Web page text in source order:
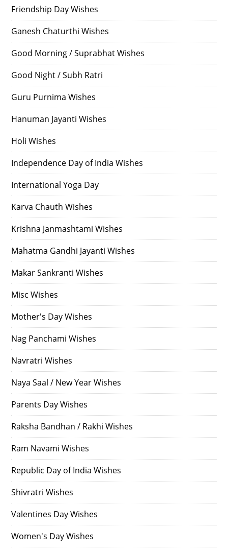
Friendship Day Wishes
Ganesh Chaturthi Wishes
Good Morning / Suprabhat Wishes
Good Night / Subh Ratri
Guru Purnima Wishes
Hanuman Jayanti Wishes
Holi Wishes
Independence Day of India Wishes
International Yoga Day
Karva Chauth Wishes
Krishna Janmashtami Wishes
Mahatma Gandhi Jayanti Wishes
Makar Sankranti Wishes
Misc Wishes
Mother's Day Wishes
Nag Panchami Wishes
Navratri Wishes
Naya Saal / New Year Wishes
Parents Day Wishes
Raksha Bandhan / Rakhi Wishes
Ram Navami Wishes
Republic Day of India Wishes
Shivratri Wishes
Valentines Day Wishes
Women's Day Wishes